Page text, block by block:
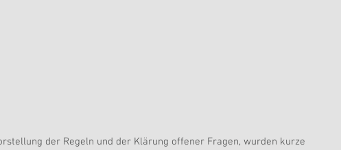
der Regeln und der Klärung offener Fragen, wurden kurze